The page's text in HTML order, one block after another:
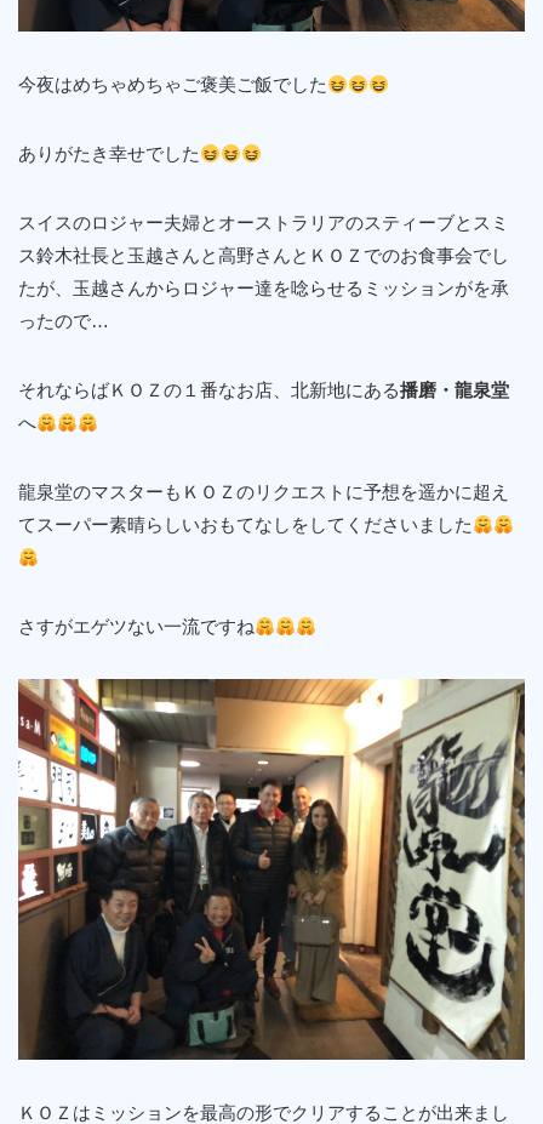
今夜はめちゃめちゃご褒美ご飯でした
ありがたき幸せでした
スイスのロジャー夫婦とオーストラリアのスティーブとスミ
ス鈴木社長と玉越さんと高野さんとＫＯＺでのお食事会でし
たが、玉越さんからロジャー達を唸らせるミッションがを承
ったので…
それならばＫＯＺの１番なお店、北新地にある播磨・龍泉堂
へ
龍泉堂のマスターもＫＯＺのリクエストに予想を遥かに超え
てスーパー素晴らしいおもてなしをしてくださいました
さすがエゲツない一流ですね
ＫＯＺはミッションを最高の形でクリアすることが出来まし